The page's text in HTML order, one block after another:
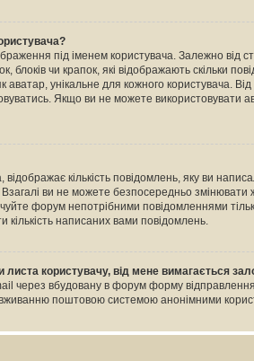
під іменем користувача. Залежно
блоків чи крапок, які відображають скільки
унікальне для кожного користувача.
Якщо ви не можете використовувати
кількість повідомлень, яку ви
ви не можете безпосередньо
форум непотрібними повідомленнями
написаних вами повідомлень.
користувачу, від мене вимагається
через вбудовану в форум форму
поштовою системою анонімними